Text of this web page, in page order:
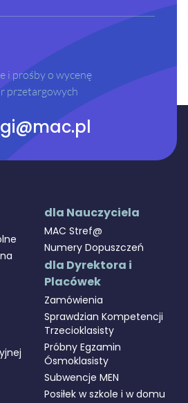
i prośby o wycenę
przetargowych
dla Nauczyciela
MAC Stref@
Numery Dopuszczeń
dla Dyrektora i
Placówek
Zamówienia
Sprawdzian Kompetencji
Trzecioklasisty
Próbny Egzamin
Ósmoklasisty
Subwencje MEN
Posiłek w szkole i w domu